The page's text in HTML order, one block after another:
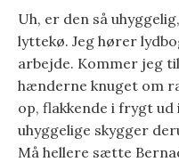
a
t
i
o
n
Uh, er den så
lyttekø. Jeg hører
arbejde. Kommer jeg
hænderne knuget om
op, flakkende i frygt
uhyggelige skygger
Må hellere sætte